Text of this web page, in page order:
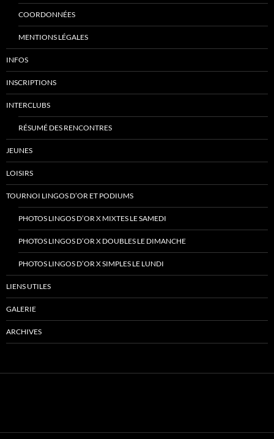
COORDONNÉES
MENTIONS LÉGALES
INFOS
INSCRIPTIONS
INTERCLUBS
RÉSUMÉ DES RENCONTRES
JEUNES
LOISIRS
TOURNOI LINGOS D’OR ET PODIUMS
PHOTOS LINGOS D’OR X MIXTES LE SAMEDI
PHOTOS LINGOS D’OR X DOUBLES LE DIMANCHE
PHOTOS LINGOS D’OR X SIMPLES LE LUNDI
LIENS UTILES
GALERIE
ARCHIVES